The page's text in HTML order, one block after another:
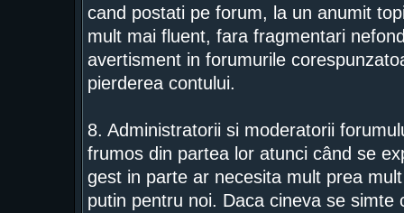
cand postati pe forum, la un anumit
mult mai fluent, fara fragmentari
avertisment in forumurile
pierderea contului.
8. Administratorii si moderatorii
frumos din partea lor atunci când se
gest in parte ar necesita mult prea
putin pentru noi. Daca cineva se